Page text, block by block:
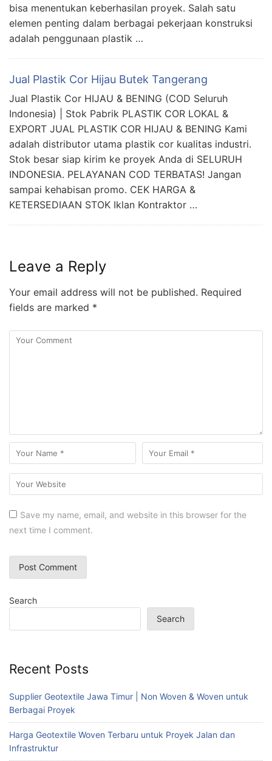
bisa menentukan keberhasilan proyek. Salah satu
elemen penting dalam berbagai pekerjaan konstruksi
adalah penggunaan plastik …
Jual Plastik Cor Hijau Butek Tangerang
Jual Plastik Cor HIJAU & BENING (COD Seluruh
Indonesia) | Stok Pabrik PLASTIK COR LOKAL &
EXPORT JUAL PLASTIK COR HIJAU & BENING Kami
adalah distributor utama plastik cor kualitas industri.
Stok besar siap kirim ke proyek Anda di SELURUH
INDONESIA. PELAYANAN COD TERBATAS! Jangan
sampai kehabisan promo. CEK HARGA &
KETERSEDIAAN STOK Iklan Kontraktor …
Leave a Reply
Your email address will not be published. Required
fields are marked *
Save my name, email, and website in this browser for the
next time I comment.
Search
Search
Recent Posts
Supplier Geotextile Jawa Timur | Non Woven & Woven untuk
Berbagai Proyek
Harga Geotextile Woven Terbaru untuk Proyek Jalan dan
Infrastruktur